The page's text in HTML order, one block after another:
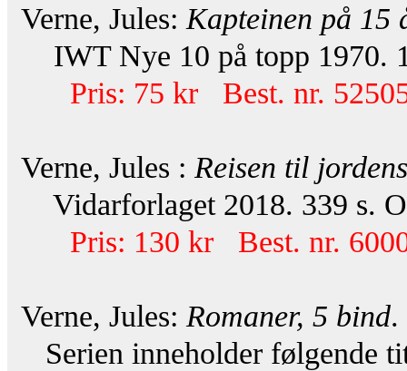
Verne, Jules: Kapteinen på 15
IWT Nye 10 på topp 1970.
Pris: 75 kr Best. nr.
Verne, Jules : Reisen til
Vidarforlaget 2018. 339 s.
Pris: 130 kr Best. nr.
Verne, Jules: Romaner, 5 bind.
Serien inneholder følgende